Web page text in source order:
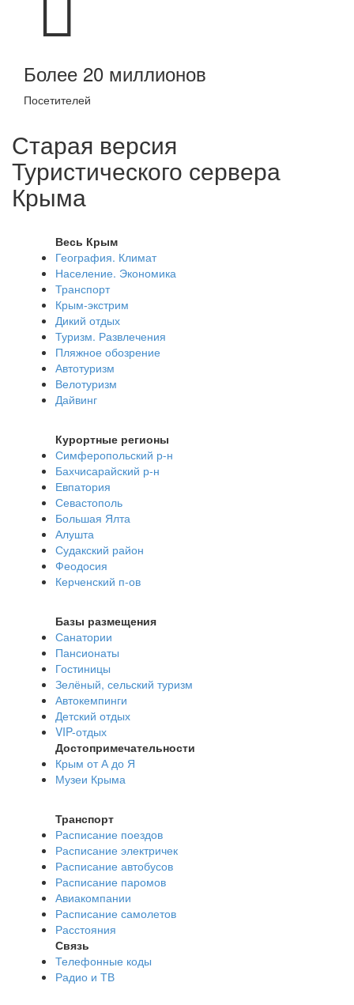
Более 20 миллионов
Посетителей
Старая версия
Туристического сервера
Крыма
Весь Крым
География. Климат
Население. Экономика
Транспорт
Крым-экстрим
Дикий отдых
Туризм. Развлечения
Пляжное обозрение
Автотуризм
Велотуризм
Дайвинг
Курортные регионы
Симферопольский р-н
Бахчисарайский р-н
Евпатория
Севастополь
Большая Ялта
Алушта
Судакский район
Феодосия
Керченский п-ов
Базы размещения
Санатории
Пансионаты
Гостиницы
Зелёный, сельский туризм
Автокемпинги
Детский отдых
VIP-отдых
Достопримечательности
Крым от А до Я
Музеи Крыма
Транспорт
Расписание поездов
Расписание электричек
Расписание автобусов
Расписание паромов
Авиакомпании
Расписание самолетов
Расстояния
Связь
Телефонные коды
Радио и ТВ